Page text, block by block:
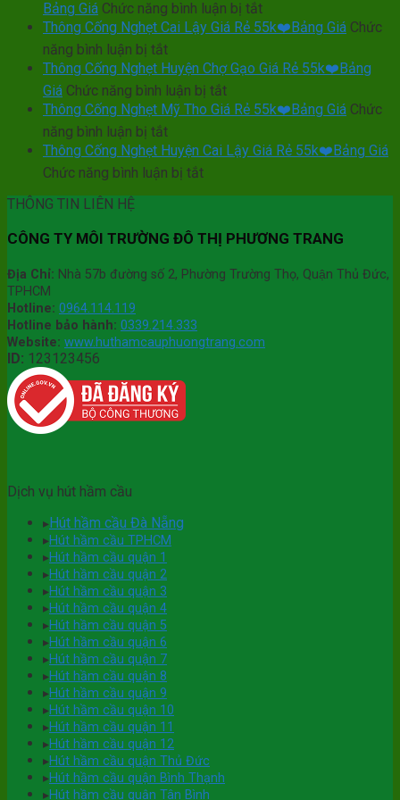
55k
Bảo
Hành
Năm
55k
❤️
Giá
Rẻ
55k
Bảng
Giá
Xã
Gò
Giá
Rẻ
55k
❤️
Giá
Nghẹt
Huyện
Công
Giá
Rẻ
❤️
Giá
Bảng Giá Chức năng bình luận bị tắtở
Thông
Nghẹt
Huyện
Công
Giá
Rẻ
❤️
Giá
Thông Cống Nghẹt Cai Lậy Giá Rẻ 55k❤️Bảng Giá Chức
năng bình luận bị tắtở
Thông
Cống
Nghẹt
Cai
Lậy
Giá
Rẻ
55k
Giá
Thông Cống Nghẹt Huyện Chợ Gạo Giá Rẻ 55k❤️Bảng
Giá Chức năng bình luận bị tắtở
Thông
Huyện
55k
Bảng
Thông Cống Nghẹt Mỹ Tho Giá Rẻ 55k❤️Bảng Giá Chức
năng bình luận bị tắtở
Thông
Cống
Nghẹt
Mỹ
Giá
Rẻ
55k
❤️
Giá
Thông Cống Nghẹt Huyện Cai Lậy Giá Rẻ 55k❤️Bảng Giá
Chức năng bình luận bị tắtở
Huyện
Lậy
❤️
THÔNG TIN LIÊN HỆ
CÔNG TY MÔI TRƯỜNG ĐÔ THỊ PHƯƠNG TRANG
Địa Chỉ: Nhà 57b đường số 2, Phường Trường Thọ, Quận Thủ Đức,
TPHCM
Hotline: 0964.114.119
Hotline bảo hành: 0339.214.333
Website: www.huthamcauphuongtrang.com
ID: 123123456
Dịch vụ hút hầm cầu
▸Hút hầm cầu Đà Nẵng
▸Hút hầm cầu TPHCM
▸Hút hầm cầu quận 1
▸Hút hầm cầu quận 2
▸Hút hầm cầu quận 3
▸Hút hầm cầu quận 4
▸Hút hầm cầu quận 5
▸Hút hầm cầu quận 6
▸Hút hầm cầu quận 7
▸Hút hầm cầu quận 8
▸Hút hầm cầu quận 9
▸Hút hầm cầu quận 10
▸Hút hầm cầu quận 11
▸Hút hầm cầu quận 12
▸Hút hầm cầu quận Thủ Đức
▸Hút hầm cầu quận Bình Thạnh
▸Hút hầm cầu quận Tân Bình